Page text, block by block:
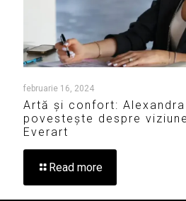
februarie 16, 2024
Artă și confort: Alexandra
povestește despre
Everart
Read more